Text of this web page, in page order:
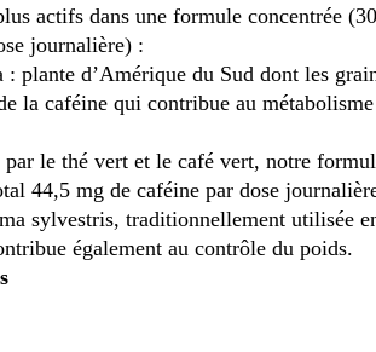
actifs dans une formule concentrée
journalière) :
: plante d’Amérique du Sud dont les
la caféine qui contribue au métabolisme
par le thé vert et le café vert, notre
44,5 mg de caféine par dose
sylvestris, traditionnellement utilisée
également au contrôle du poids.